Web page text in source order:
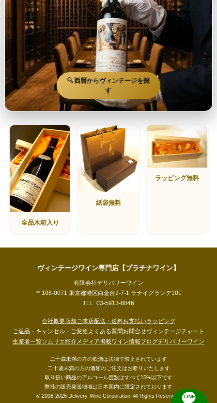
🔍 西暦からヴィンテージを探
す
全品木箱入り
紙袋無料
ラッピング無料
ヴィンテージワイン専門店【プラチナワイン】
有限会社デリバリーワイン
〒108-0071 東京都港区白金台2-7-1 ラナイグランデ101
TEL: 03-5913-8046
会社概要店舗ご来店配送・送料お支払いラッピング
ご返品・キャンセル・ご変更よくある質問お問合せヴィンテージチャート
生産者一覧ソムリエ紹介メディア掲載ワイン情報ブログデリバリーワイン
二十歳未満の方の飲酒は法律で禁止されています
二十歳未満の方の酒類のご注文はお断りいたします
取り扱い商品のアルコール度数はすべて15%以下です
弊社の販売発送地域は日本国内に限定されております
© 2006-2026 Delivery-Wine Corporation. All Rights Reserved.
LINE